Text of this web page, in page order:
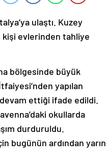
ulaştı. Kuzey
kişi evlerinden tahliye
bölgesinde büyük
yapılan
devam ettiği ifade edildi.
okullarda
durduruldu.
bugünün ardından yarın